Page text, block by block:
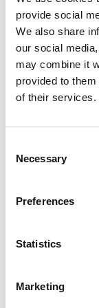
provide social
We also share
our social
may combine it
provided to
of their services.
Selection
Necessary
Preferences
Statistics
Marketing
Produkt
Mehr als 10.000
Kunden